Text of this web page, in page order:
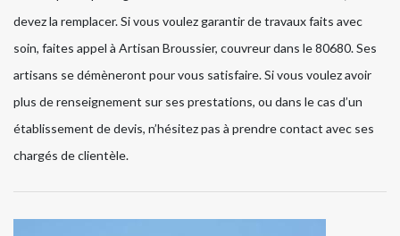
devez la remplacer. Si vous voulez garantir de travaux faits avec
soin, faites appel à Artisan Broussier, couvreur dans le 80680. Ses
artisans se démèneront pour vous satisfaire. Si vous voulez avoir
plus de renseignement sur ses prestations, ou dans le cas d’un
établissement de devis, n’hésitez pas à prendre contact avec ses
chargés de clientèle.